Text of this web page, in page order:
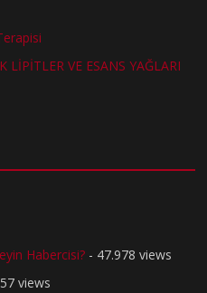
VE ESANS YAĞLARI
Habercisi? - 47.978 views
views